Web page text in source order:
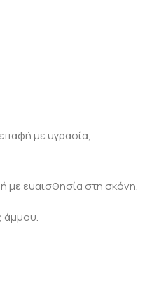
με υγρασία,
ή με ευαισθησία στη σκόνη.
άμμου.